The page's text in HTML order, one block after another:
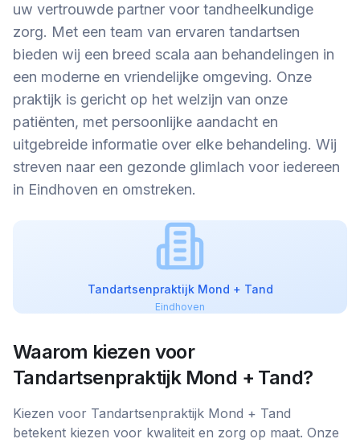
uw vertrouwde partner voor tandheelkundige
zorg. Met een team van ervaren tandartsen
bieden wij een breed scala aan behandelingen in
een moderne en vriendelijke omgeving. Onze
praktijk is gericht op het welzijn van onze
patiënten, met persoonlijke aandacht en
uitgebreide informatie over elke behandeling. Wij
streven naar een gezonde glimlach voor iedereen
in Eindhoven en omstreken.
Tandartsenpraktijk Mond + Tand
Eindhoven
Waarom kiezen voor
Tandartsenpraktijk Mond + Tand?
Kiezen voor Tandartsenpraktijk Mond + Tand
betekent kiezen voor kwaliteit en zorg op maat. Onze